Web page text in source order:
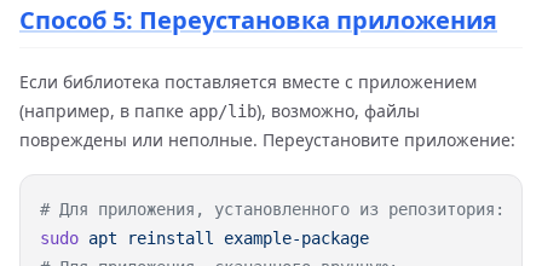
Способ 5: Переустановка приложения
Если библиотека поставляется вместе с приложением
(например, в папке app/lib), возможно, файлы
повреждены или неполные. Переустановите приложение:
sudo apt reinstall